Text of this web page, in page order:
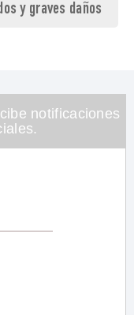
y graves daños
notificaciones